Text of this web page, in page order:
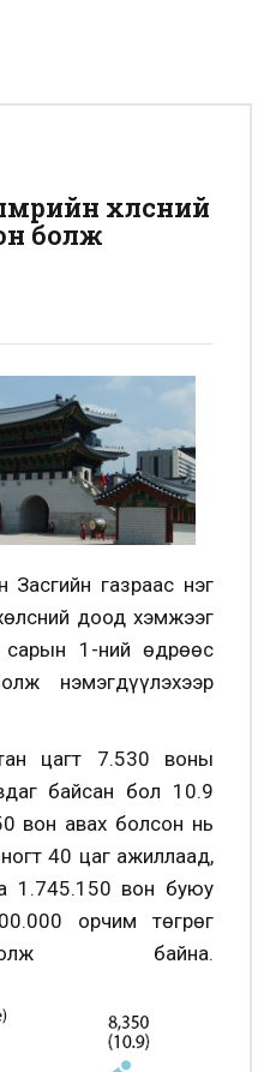
хөлсний
болж
Засгийн газраас нэг
доод хэмжээг
1-ний өдрөөс
нэмэгдүүлэхээр
цагт 7.530 воны
байсан бол 10.9
вон авах болсон нь
40 цаг ажиллаад,
1.745.150 вон буюу
орчим төгрөг
байна.